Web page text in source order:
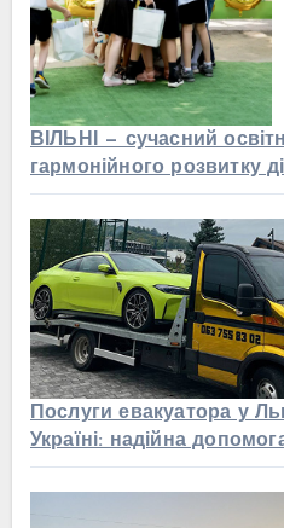
ВІЛЬНІ — сучасний
гармонійного розвитку
Послуги евакуатора у
Україні: надійна